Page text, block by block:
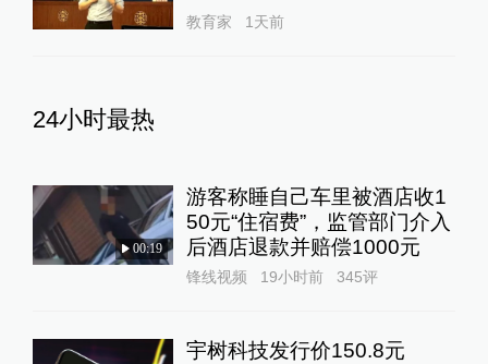
教育家 1天前
24小时最热
00:19
游客称睡自己车里被酒店收1
50元“住宿费”，监管部门介入
后酒店退款并赔偿1000元
锋线视频 19小时前 345评
宇树科技发行价150.8元